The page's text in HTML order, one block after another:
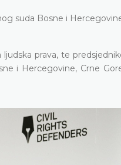
suda Bosne i
prava, te
i Hercegovine, Crne